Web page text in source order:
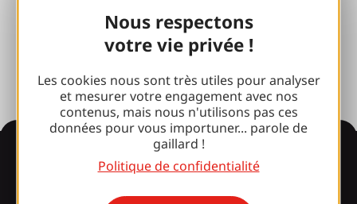
Nous respectons
votre vie privée !
Les cookies nous sont très utiles pour analyser
et mesurer votre engagement avec nos
contenus, mais nous n'utilisons pas ces
données pour vous importuner... parole de
gaillard !
Politique de confidentialité
Photothèque
Espace presse
Informations